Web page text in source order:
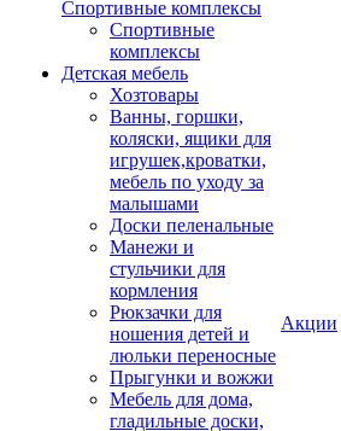
Спортивные комплексы
Спортивные
комплексы
Детская мебель
Хозтовары
Ванны, горшки,
коляски, ящики для
игрушек,кроватки,
мебель по уходу за
малышами
Доски пеленальные
Манежи и
стульчики для
кормления
Рюкзачки для
ношения детей и
люльки переносные
Прыгунки и вожжи
Мебель для дома,
гладильные доски,
Акции